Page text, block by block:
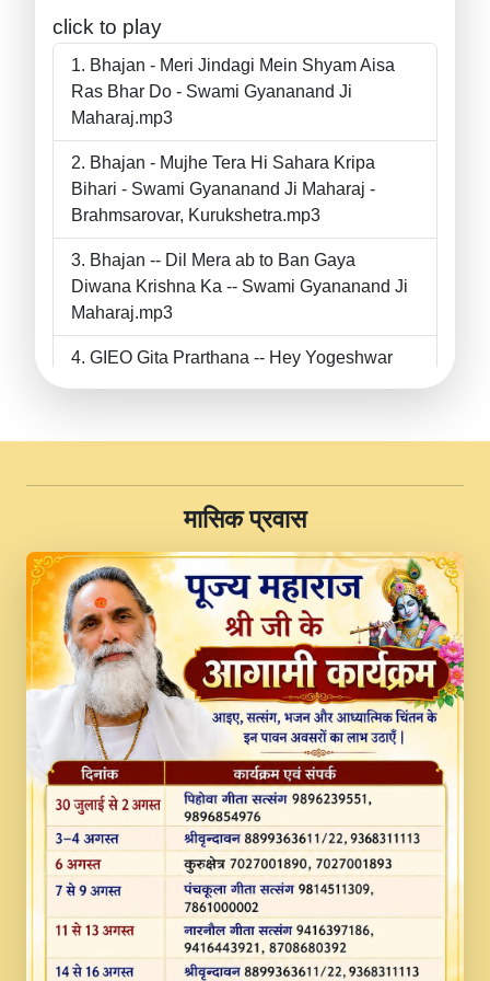
click to play
Bhajan - Meri Jindagi Mein Shyam Aisa
Ras Bhar Do - Swami Gyananand Ji
Maharaj.mp3
Bhajan - Mujhe Tera Hi Sahara Kripa
Bihari - Swami Gyananand Ji Maharaj -
Brahmsarovar, Kurukshetra.mp3
Bhajan -- Dil Mera ab to Ban Gaya
Diwana Krishna Ka -- Swami Gyananand Ji
Maharaj.mp3
GIEO Gita Prarthana -- Hey Yogeshwar
II Swami Gyananand Ji Maharaj.mp3
JINU SATGURU AAP BULAVE by Rasik
Pawan ji 20-11-19 Sankirtan At VEER JI
PRABHU KUTEER CHANNEL.mp3
Kina Sohna Tera Bhawan Sajaya Mata
Vaishno Devi Aarti Mata Rani Bhajan By
Lakhwinder Wadali Ji.mp3
MERE MANN VICH KANTH KALER
NEW PUNAJBI DEVOTIONAL SONG 2017
FULL VIDEO HD.mp3
Na To Roop Hai Bindu Ji Maharaj Pad - A
Divine Bhajan by Shri Indresh Ji
#BhaktiPath.mp3
Radha Rani Ki Kirpa Best Devotional
Song By Chitra Vichitra.mp3
​मासिक प्रवास